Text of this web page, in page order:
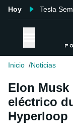
Hoy Tesla
Inicio Noticias
Elon
eléctrico
Hyperloop